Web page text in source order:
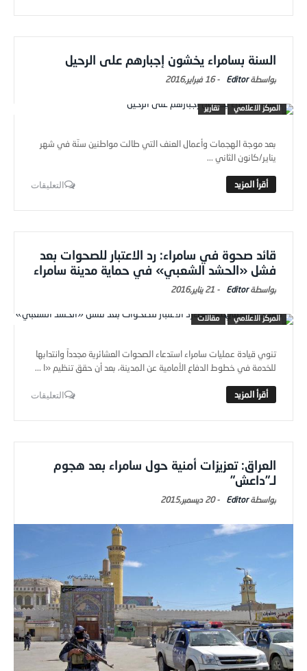
السنة بسامراء يخشون إجبارهم على الرحيل
Editor
-16 فبراير,2016
المركز الاعلامي تقارير
بعد موجة الهجمات وأعمال العنف التي طالت مواطنين سنّة في شهر
يناير/كانون الثاني ...
التعليقات
قائد صحوة في سامراء: رد الاعتبار للصحوات بعد
فشل «الحشد الشعبي» في حماية مدينة سامراء
Editor
- 21 يناير,2016
المركز الاعلامي مقالات
تنوي قيادة عمليات سامراء استدعاء الصحوات العشائرية مجدداً وانتدابها
للخدمة في خطوط الدفاع الأمامية عن المدينة، بعد أن حقق تنظيم «ا ...
التعليقات
العراق: تعزيزات أمنية حول سامراء بعد هجوم
لـ”داعش”
Editor
-20 ديسمبر,2015